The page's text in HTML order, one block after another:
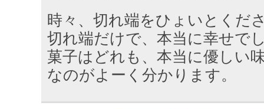
時々、切れ端をひょいとくだ
切れ端だけで、本当に幸せで
菓子はどれも、本当に優しい
なのがよーく分かります。